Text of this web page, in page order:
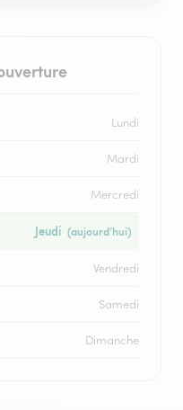
Lundi
Mardi
Mercredi
Jeudi (aujourd’hui)
Vendredi
Samedi
Dimanche